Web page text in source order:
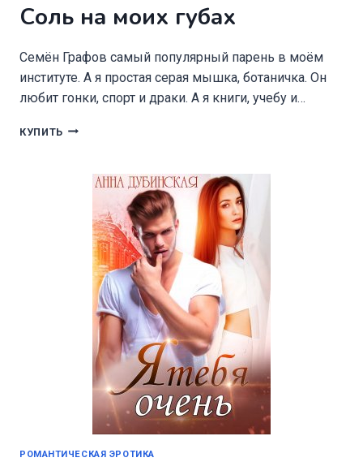
Соль на моих губах
Семён Графов самый популярный парень в моём
институте. А я простая серая мышка, ботаничка. Он
любит гонки, спорт и драки. А я книги, учебу и…
КУПИТЬ СОЛЬ
ГУБАХ
РОМАНТИЧЕСКАЯ ЭРОТИКА